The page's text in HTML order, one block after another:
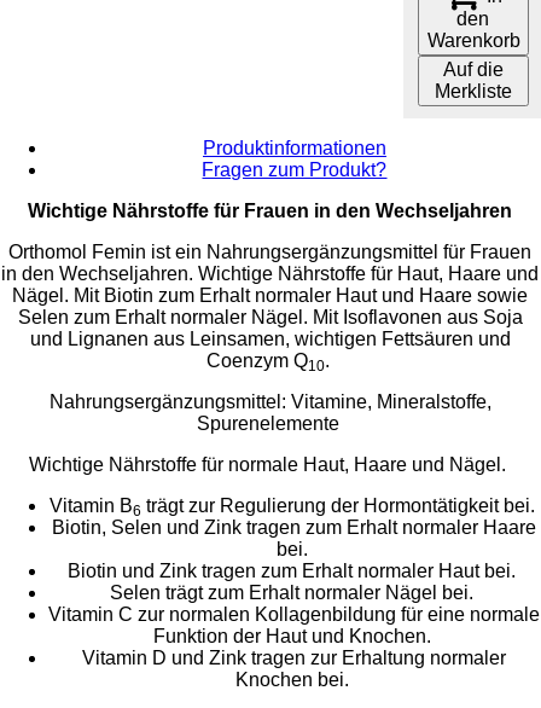
den
Warenkorb
Auf die
Merkliste
Produktinformationen
Fragen zum Produkt?
Wichtige Nährstoffe für Frauen in den Wechseljahren
Orthomol Femin ist ein Nahrungsergänzungsmittel für Frauen
in den Wechseljahren. Wichtige Nährstoffe für Haut, Haare und
Nägel. Mit Biotin zum Erhalt normaler Haut und Haare sowie
Selen zum Erhalt normaler Nägel. Mit Isoflavonen aus Soja
und Lignanen aus Leinsamen, wichtigen Fettsäuren und
Coenzym Q10.
Nahrungsergänzungsmittel: Vitamine, Mineralstoffe,
Spurenelemente
Wichtige Nährstoffe für normale Haut, Haare und Nägel.
Vitamin B6 trägt zur Regulierung der Hormontätigkeit bei.
Biotin, Selen und Zink tragen zum Erhalt normaler Haare
bei.
Biotin und Zink tragen zum Erhalt normaler Haut bei.
Selen trägt zum Erhalt normaler Nägel bei.
Vitamin C zur normalen Kollagenbildung für eine normale
Funktion der Haut und Knochen.
Vitamin D und Zink tragen zur Erhaltung normaler
Knochen bei.